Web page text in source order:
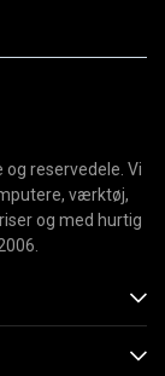
reservedele. Vi
værktøj,
og med hurtig